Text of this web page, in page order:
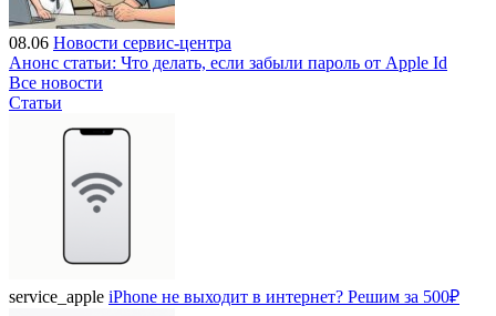
08.06 Новости сервис-центра
Анонс статьи: Что делать, если забыли пароль от Apple Id
Все новости
Статьи
service_apple iPhone не выходит в интернет? Решим за 500₽